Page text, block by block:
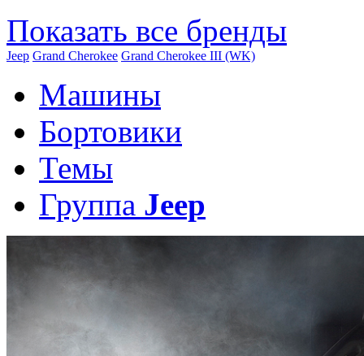
Показать все бренды
Jeep Grand Cherokee Grand Cherokee III (WK)
Машины
Бортовики
Темы
Группа Jeep